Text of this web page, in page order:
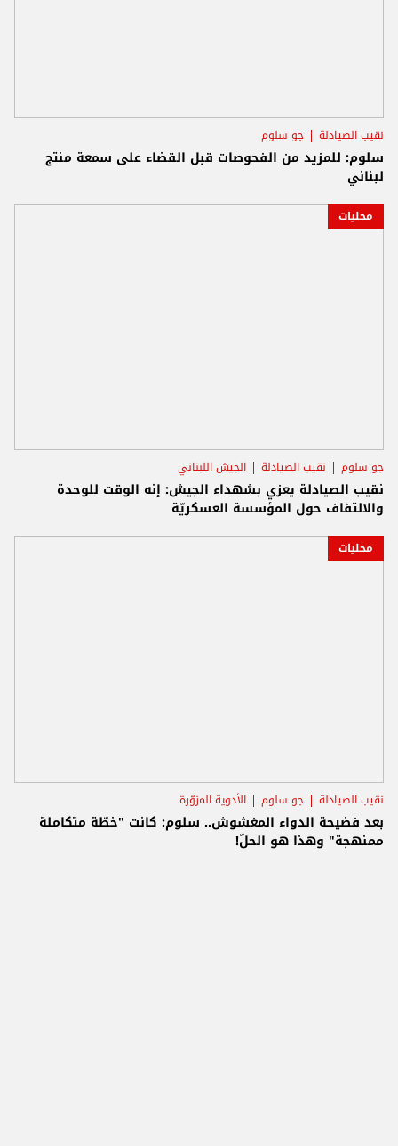
نقيب الصيادلة جو سلوم
سلوم: للمزيد من الفحوصات قبل القضاء على سمعة منتج
لبناني
محليات
جو سلوم نقيب الصيادلة الجيش اللبناني
نقيب الصيادلة يعزي بشهداء الجيش: إنه الوقت للوحدة
والالتفاف حول المؤسسة العسكريّة
محليات
نقيب الصيادلة جو سلوم الأدوية المزوّرة
بعد فضيحة الدواء المغشوش.. سلوم: كانت "خطّة متكاملة
ممنهجة" وهذا هو الحلّ!